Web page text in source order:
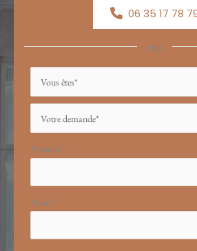
06 35 17 78
ou
simple
Prénom *
Nom *